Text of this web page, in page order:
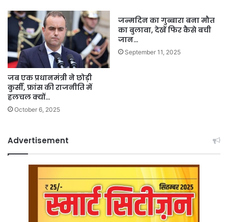
जब एक प्रधानमंत्री ने छोड़ी
कुर्सी, फ्रांस की राजनीति में
हलचल क्यों…
October 6, 2025
जन्मदिन का गुब्बारा बना मौत
का बुलावा, देखें फिर कैसे बची
जान…
September 11, 2025
Advertisement